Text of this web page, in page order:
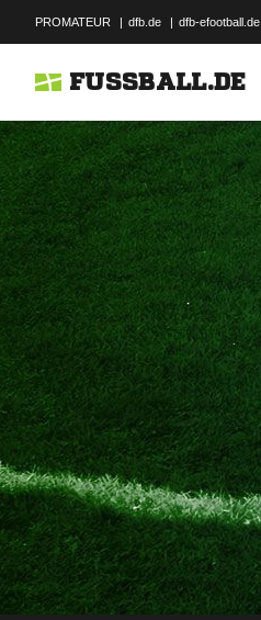
PROMATEUR | dfb.de | dfb-efootball.de
FUSSBALL.DE